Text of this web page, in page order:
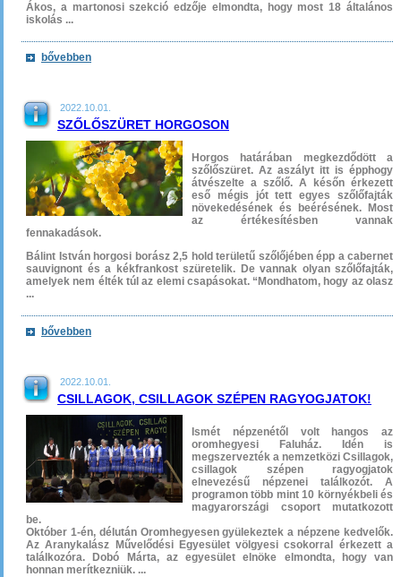
Ákos, a martonosi szekció edzője elmondta, hogy most 18 általános
iskolás ...
bővebben
2022.10.01.
SZŐLŐSZÜRET HORGOSON
Horgos határában megkezdődött a
szőlőszüret. Az aszályt itt is épphogy
átvészelte a szőlő. A későn érkezett
eső mégis jót tett egyes szőlőfajták
növekedésének és beérésének. Most
az értékesítésben vannak
fennakadások.
Bálint István horgosi borász 2,5 hold területű szőlőjében épp a cabernet
sauvignont és a kékfrankost szüretelik. De vannak olyan szőlőfajták,
amelyek nem élték túl az elemi csapásokat. “Mondhatom, hogy az olasz
...
bővebben
2022.10.01.
CSILLAGOK, CSILLAGOK SZÉPEN RAGYOGJATOK!
Ismét népzenétől volt hangos az
oromhegyesi Faluház. Idén is
megszervezték a nemzetközi Csillagok,
csillagok szépen ragyogjatok
elnevezésű népzenei találkozót. A
programon több mint 10 környékbeli és
magyarországi csoport mutatkozott
be.
Október 1-én, délután Oromhegyesen gyülekeztek a népzene kedvelők.
Az Aranykalász Művelődési Egyesület völgyesi csokorral érkezett a
találkozóra. Dobó Márta, az egyesület elnöke elmondta, hogy van
honnan merítkezniük. ...